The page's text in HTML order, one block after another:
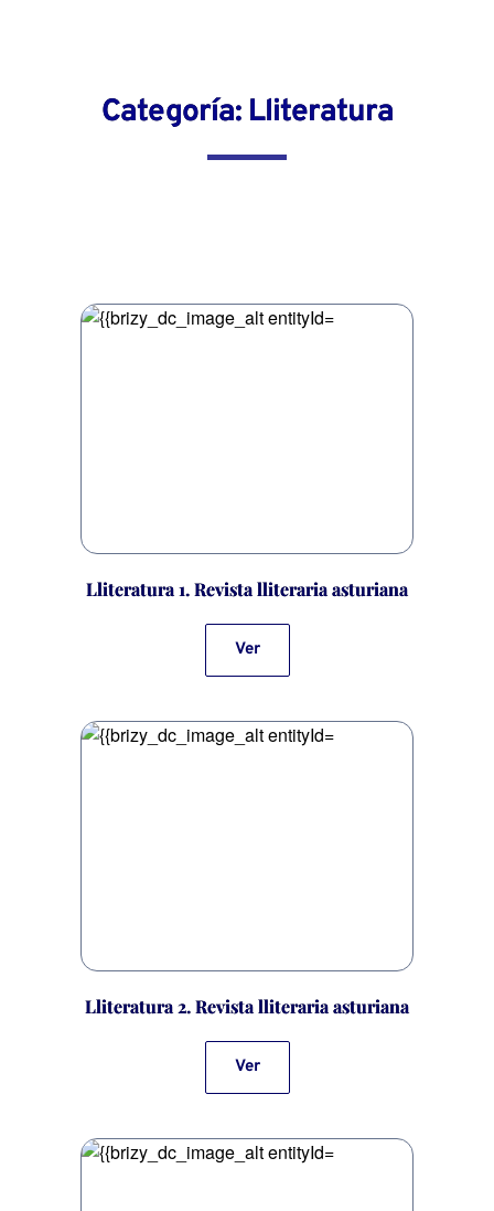
Categoría: Lliteratura
Lliteratura 1. Revista lliteraria asturiana
Ver
Lliteratura 2. Revista lliteraria asturiana
Ver